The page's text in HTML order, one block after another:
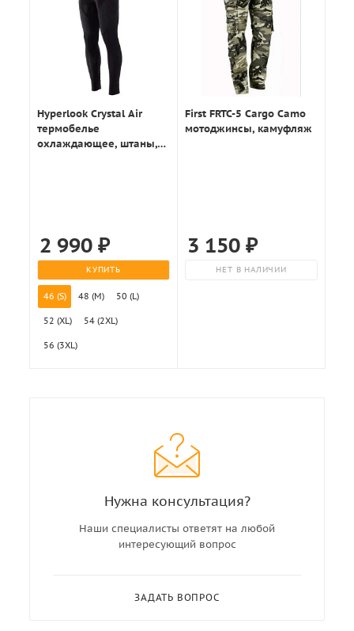
Hyperlook Crystal Air
термобелье
охлаждающее, штаны,
2 990₽
КУПИТЬ
46 (S) 48 (M) 50 (L)
52 (XL) 54 (2XL)
56 (3XL)
First FRTC-5 Cargo Camo
мотоджинсы, камуфляж
3 150 ₽
НЕТ В НАЛИЧИИ
Нужна консультация?
Наши специалисты ответят на любой
интересующий вопрос
ЗАДАТЬ ВОПРОС